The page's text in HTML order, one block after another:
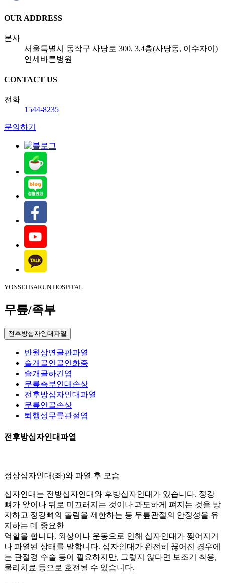
OUR ADDRESS
본사
서울특별시 동작구 사당로 300, 3,4층(사당동, 이수자이)
연세바른병원
CONTACT US
전화
1544-8235
문의하기
YONSEI BARUN HOSPITAL
무릎/족부
전후방십자인대파열
반월상연골판파열
슬개골연골연화증
슬개골하건염
무릎측부인대손상
전후방십자인대파열
무릎연골손상
퇴행성무릎관절염
전후방십자인대파열
정상십자인대(좌)와 파열 후 모습
십자인대는 전방십자인대와 후방십자인대가 있습니다. 정강
뼈가 앞이나 뒤로 미끄러지는 것이나 과도하게 펴지는 것을 방
지하고 정강뼈의 돌림을 제한하는 등 무릎관절의 안정성을 유
지하는 데 중요한
역할을 합니다. 외상이나 운동으로 인해 십자인대가 찢어지거
나 파열된 상태를 말합니다. 십자인대가 완전히 끊어진 경우에
는 관절경 수술 등이 필요하지만, 그렇지 않다면 보조기 착용,
물리치료 등으로 호전될 수 있습니다.